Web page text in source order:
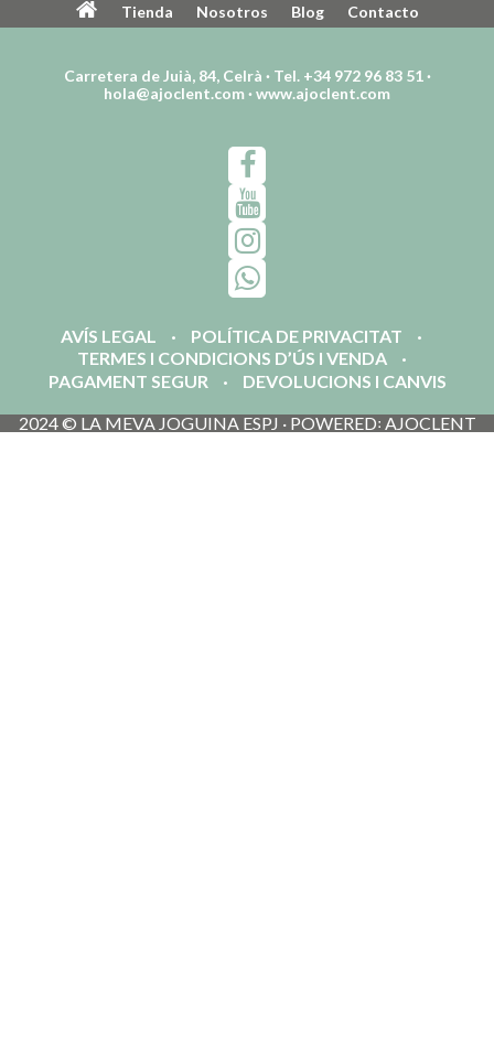
Tienda Nosotros Blog Contacto
Carretera de Juià, 84, Celrà · Tel. +34 972 96 83 51 ·
hola@ajoclent.com ·www.ajoclent.com
AVÍS LEGAL
POLÍTICA DE PRIVACITAT
TERMES I CONDICIONS D’ÚS I VENDA
PAGAMENT SEGUR
DEVOLUCIONS I CANVIS
2024 © LA MEVA JOGUINA ESPJ · POWERED꞉ AJOCLENT